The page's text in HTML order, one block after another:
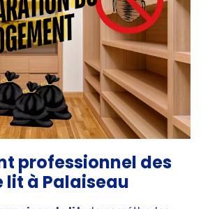
professionnel des
lit à Palaiseau